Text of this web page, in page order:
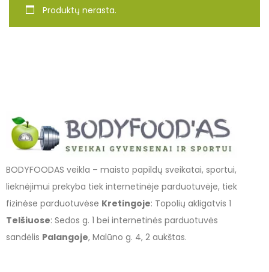
Produktų nerasta.
BODYFOODAS veikla – maisto papildų sveikatai, sportui,
lieknėjimui prekyba tiek internetinėje parduotuvėje, tiek
fizinėse parduotuvėse Kretingoje: Topolių akligatvis 1
Telšiuose: Sedos g. 1 bei internetinės parduotuvės
sandėlis Palangoje, Malūno g. 4, 2 aukštas.